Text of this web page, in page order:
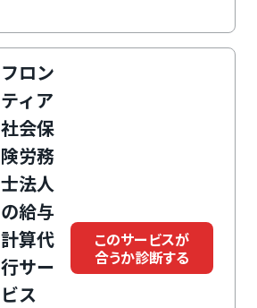
フロン
ティア
社会保
険労務
士法人
の給与
計算代
行サー
ビス
このサービスが
合うか診断する